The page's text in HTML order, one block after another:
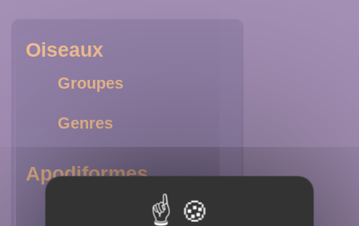
Oiseaux
Groupes
Genres
Apodiformes